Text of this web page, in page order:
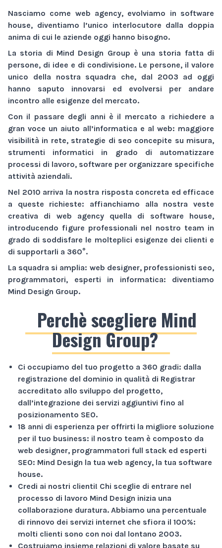
Nasciamo come web agency, evolviamo in software
house, diventiamo l’unico interlocutore dalla doppia
anima di cui le aziende oggi hanno bisogno.
La storia di Mind Design Group è una storia fatta di
persone, di idee e di condivisione. Le persone, il valore
unico della nostra squadra che, dal 2003 ad oggi
hanno saputo innovarsi ed evolversi per andare
incontro alle esigenze del mercato.
Con il passare degli anni è il mercato a richiedere a
gran voce un aiuto all’informatica e al web: maggiore
visibilità in rete, strategie di seo concepite su misura,
strumenti informatici in grado di automatizzare
processi di lavoro, software per organizzare specifiche
attività aziendali.
Nel 2010 arriva la nostra risposta concreta ed efficace
a queste richieste: affianchiamo alla nostra veste
creativa di web agencyquella di software house,
introducendo figure professionali nel nostro team in
grado di soddisfare le molteplici esigenze dei clienti e
di supportarli a 360°.
La squadra si amplia: web designer, professionisti seo,
programmatori, esperti in informatica: diventiamo
Mind Design Group.
Perchè scegliere Mind
Design Group?
Ci occupiamo del tuo progetto a 360 gradi: dalla
registrazione del dominio in qualità di Registrar
accreditato allo sviluppo del progetto,
dall’integrazione dei servizi aggiuntivi fino al
posizionamento SEO.
18 anni di esperienza per offrirti la migliore soluzione
per il tuo business: il nostro team è composto da
web designer, programmatori full stack ed esperti
SEO: Mind Design la tua web agency, la tua software
house.
Credi ai nostri clienti! Chi sceglie di entrare nel
processo di lavoro Mind Design inizia una
collaborazione duratura. Abbiamo una percentuale
di rinnovo dei servizi internet che sfiora il 100%:
molti clienti sono con noi dal lontano 2003.
Costruiamo insieme relazioni di valore basate su